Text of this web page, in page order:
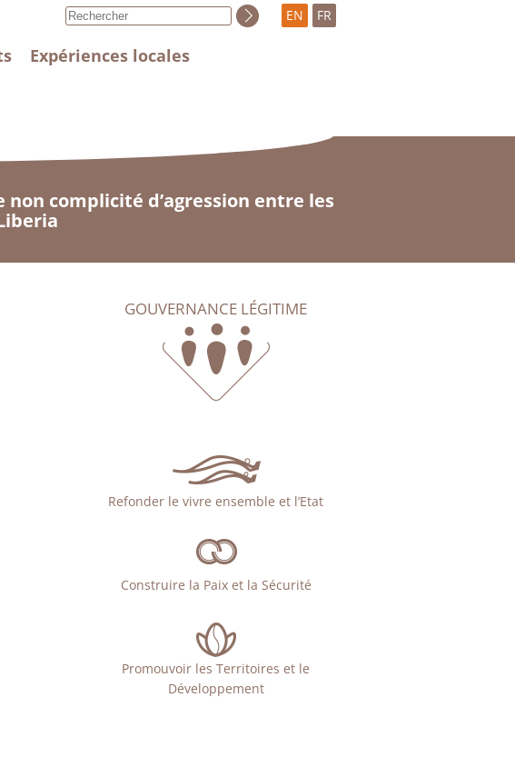
Expériences locales
EN FR
complicité d’agression entre les
GOUVERNANCE LÉGITIME
Refonder le vivre ensemble et l’Etat
Construire la Paix et la Sécurité
Promouvoir les Territoires et le
Développement